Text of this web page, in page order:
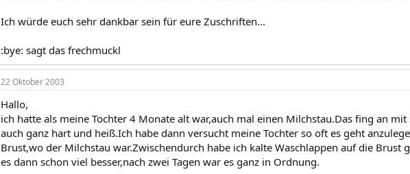
Ich würde euch sehr dankbar sein für eure Zuschriften...
:bye: sagt das frechmuckl
22 Oktober 2003
Hallo,
ich hatte als meine Tochter 4 Monate alt war,auch mal einen Milchstau.Das fing an
auch ganz hart und heiß.Ich habe dann versucht meine Tochter so oft es geht
Brust,wo der Milchstau war.Zwischendurch habe ich kalte Waschlappen auf die Brust
es dann schon viel besser,nach zwei Tagen war es ganz in Ordnung.